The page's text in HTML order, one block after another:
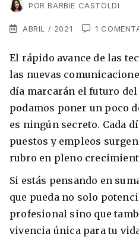
Los países que más
digital
Corea del Sur
Japón
Oceanía
Australia
Nueva Zelanda
América
Brasil
Canadá
Estudia un Máster de
Estudia Inglés frente
Suscríbete a
Recibe toda la
vivir afuera.
He leído y acepto
Condiciones
POR BARBIE CASTOLDI
ABRIL / 2021 1
El rápido avance de las
las nuevas
día marcarán el futuro del
podamos poner un poco
es ningún secreto. Cada
puestos y empleos
rubro en pleno
Si estás pensando en
que pueda no solo
profesional sino que
vivencia única para tu